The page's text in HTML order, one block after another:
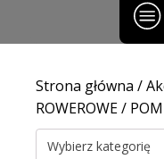
Strona główna /
ROWEROWE/
Wybierz kategorię